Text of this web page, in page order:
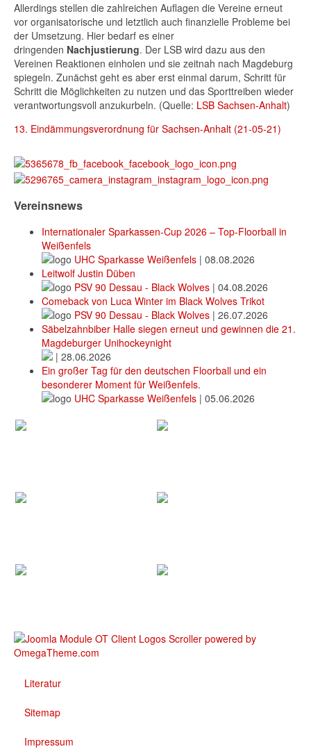
Allerdings stellen die zahlreichen Auflagen die Vereine erneut
vor organisatorische und letztlich auch finanzielle Probleme bei
der Umsetzung. Hier bedarf es einer
dringenden Nachjustierung. Der LSB wird dazu aus den
Vereinen Reaktionen einholen und sie zeitnah nach Magdeburg
spiegeln. Zunächst geht es aber erst einmal darum, Schritt für
Schritt die Möglichkeiten zu nutzen und das Sporttreiben wieder
verantwortungsvoll anzukurbeln. (Quelle: LSB Sachsen-Anhalt)
13. Eindämmungsverordnung für Sachsen-Anhalt (21-05-21)
Vereinsnews
Internationaler Sparkassen-Cup 2026 – Top-Floorball in
Weißenfels
UHC Sparkasse Weißenfels | 08.08.2026
Leitwolf Justin Düben
PSV 90 Dessau - Black Wolves | 04.08.2026
Comeback von Luca Winter im Black Wolves Trikot
PSV 90 Dessau - Black Wolves | 26.07.2026
Säbelzahnbiber Halle siegen erneut und gewinnen die 21.
Magdeburger Unihockeynight
| 28.06.2026
Ein großer Tag für den deutschen Floorball und ein
besonderer Moment für Weißenfels.
UHC Sparkasse Weißenfels | 05.06.2026
Literatur
Sitemap
Impressum